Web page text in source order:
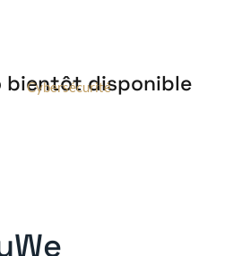
bientôt disponible
Cybersécurité